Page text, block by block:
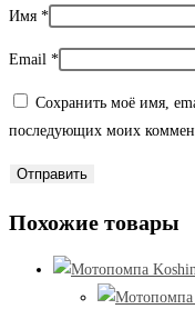
Имя *
Email *
Сохранить моё имя,
последующих моих
Похожие товары